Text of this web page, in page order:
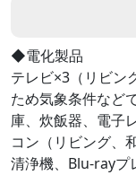
◆電化製品
テレビ×3（リビン
ため気象条件など
庫、炊飯器、電子
コン（リビング、
清浄機、Blu-rayプ